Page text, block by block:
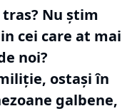
tras? Nu ştim
cei care at mai
noi?
ostaşi în
galbene,